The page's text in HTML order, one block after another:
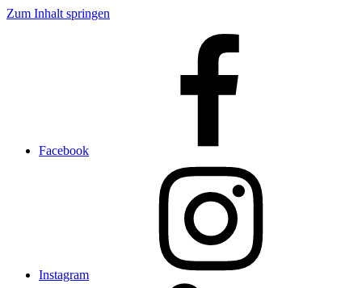
Zum Inhalt springen
Facebook
Instagram